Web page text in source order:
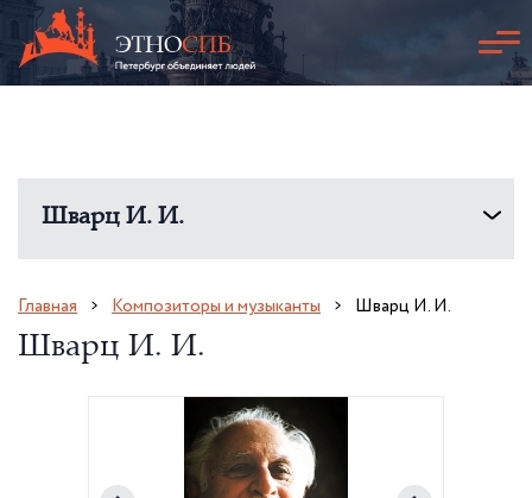
Шварц И. И.
Главная Композиторы и музыканты Шварц И. И.
Шварц И. И.